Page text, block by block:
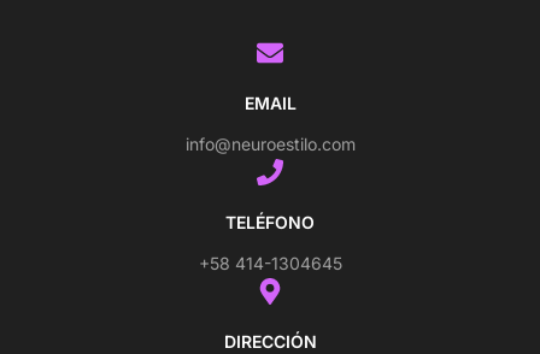
EMAIL
info@neuroestilo.com
TELÉFONO
+58 414-1304645
DIRECCIÓN